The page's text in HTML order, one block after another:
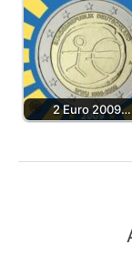
2 Euro 2009…